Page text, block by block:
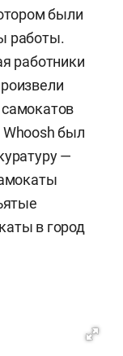
были
работы.
работники
Whoosh был
—
в город